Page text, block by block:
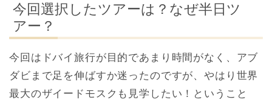
今回選択したツアーは？なぜ半日ツ
アー？
今回はドバイ旅行が目的であまり時間がなく、アブ
ダビまで足を伸ばすか迷ったのですが、やはり世界
最大のザイードモスクも見学したい！ということ